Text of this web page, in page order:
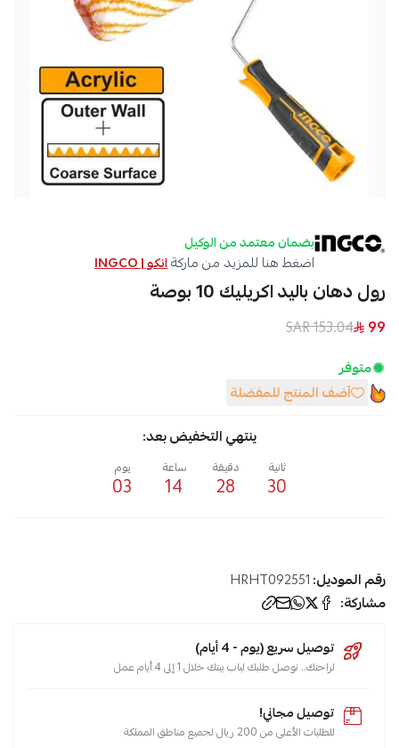
بضمان معتمد من الوكيل
اضغط هنا للمزيد من ماركةانكو | INGCO
رول دهان باليد اكريليك 10 بوصة
99
153.04 SAR
متوفر
أضف المنتج للمفضلة
ينتهي التخفيض بعد:
30
ثانية
28
دقيقة
14
ساعة
03
يوم
رقم الموديل:HRHT092551
مشاركة:
توصيل سريع (يوم - 4 أيام)
لراحتك.. نوصل طلبك لباب بيتك خلال 1 إلى 4 أيام عمل
توصيل مجاني!
للطلبات الأعلى من 200 ريال لجميع مناطق المملكة